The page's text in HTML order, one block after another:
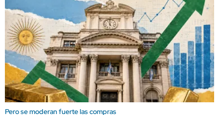
Pero se moderan fuerte las compras